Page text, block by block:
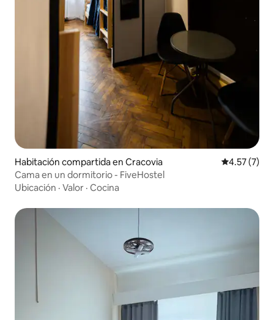
Habitación compartida en Cracovia Calificación
4.57 (7)
Cama en un dormitorio - FiveHostel
Ubicación · Valor · Cocina